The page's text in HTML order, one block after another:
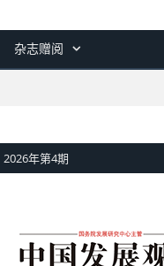
杂志赠阅
2026年第4期